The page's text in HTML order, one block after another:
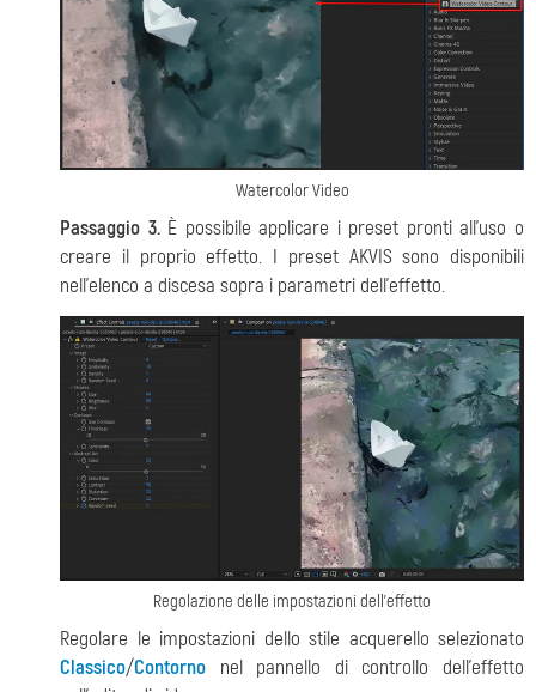
Watercolor Video
Passaggio 3.È possibile applicare i preset pronti all'uso o
creare il proprio effetto. I preset AKVIS sono disponibili
nell'elenco a discesa sopra i parametri dell'effetto.
Regolazione delle impostazioni dell'effetto
Regolare le impostazioni dello stile acquerello selezionato
Classico/Contorno nel pannello di controllo dell'effetto